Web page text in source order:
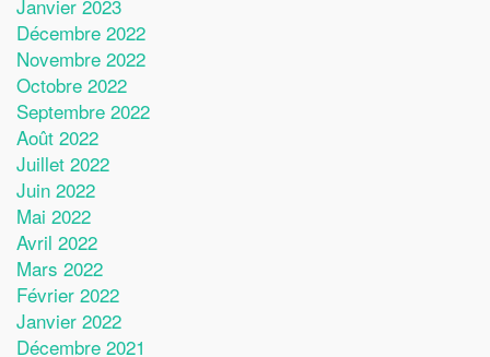
Janvier 2023
Décembre 2022
Novembre 2022
Octobre 2022
Septembre 2022
Août 2022
Juillet 2022
Juin 2022
Mai 2022
Avril 2022
Mars 2022
Février 2022
Janvier 2022
Décembre 2021